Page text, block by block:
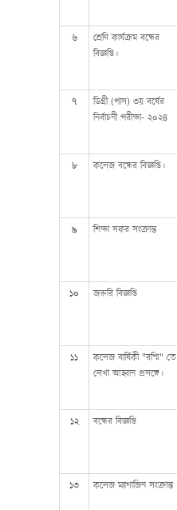
৬
শ্রেণি কার্যক্রম বন্ধের
বিজ্ঞপ্তি।
৭
ডিগ্রী (পাস) ৩য় বর্ষের
নির্বাচনী পরীক্ষা- ২০২৪
৮ কলেজ বন্ধের বিজ্ঞপ্তি।
৯ শিক্ষা সফর সংক্রান্ত
১০ জরুরি বিজ্ঞপ্তি
১১
কলেজ বার্ষিকী "রশ্মি" তে
লেখা আহ্বান প্রসঙ্গে।
১২ বন্ধের বিজ্ঞপ্তি
১৩ কলেজ ম্যাগাজিন সংক্রান্ত